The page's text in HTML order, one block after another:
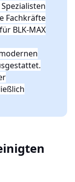
Fachkräfte
BLK-MAX